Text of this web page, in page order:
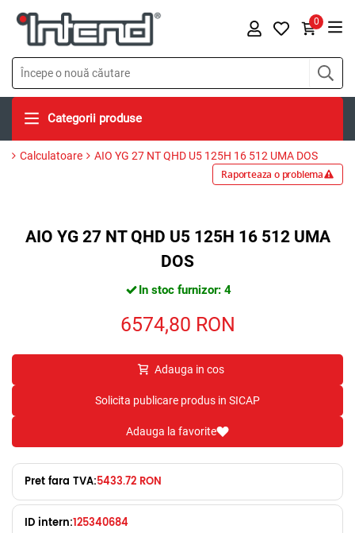
0
Categorii produse
Calculatoare AIO YG 27 NT QHD U5 125H 16 512 UMA DOS
Raporteaza o problema
AIO YG 27 NT QHD U5 125H 16 512 UMA
DOS
In stoc furnizor: 4
6574,80 RON
Adauga in cos
Solicita publicare produs in SICAP
Adauga la favorite
Pret fara TVA:5433.72 RON
ID intern:125340684